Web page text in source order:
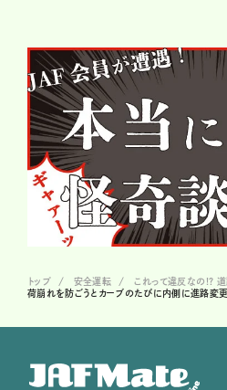
トップ 安全運転
これって違反なの!?
荷崩れを防ごうとカーブのたびに内側に進路変